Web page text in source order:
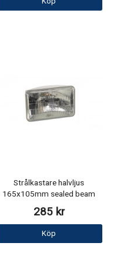
Strålkastare halvljus
165x105mm sealed beam
285 kr
Köp